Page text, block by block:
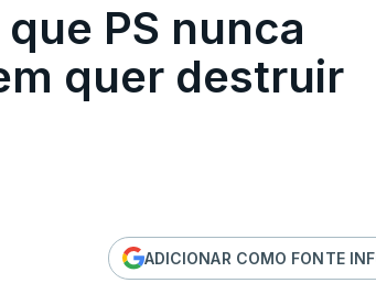
PS nunca
quer destruir
ADICIONAR COMO FONTE